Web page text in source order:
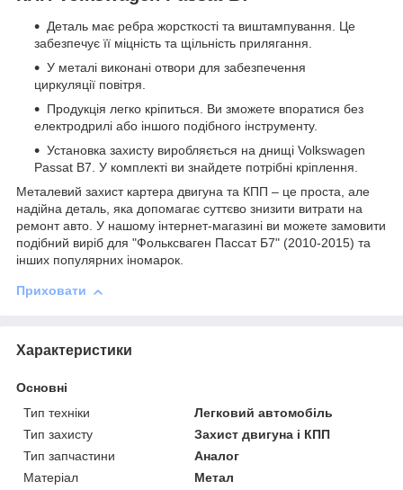
Деталь має ребра жорсткості та виштампування. Це
забезпечує її міцність та щільність прилягання.
У металі виконані отвори для забезпечення
циркуляції повітря.
Продукція легко кріпиться. Ви зможете впоратися без
електродрилі або іншого подібного інструменту.
Установка захисту виробляється на днищі Volkswagen
Passat В7. У комплекті ви знайдете потрібні кріплення.
Металевий захист картера двигуна та КПП – це проста, але
надійна деталь, яка допомагає суттєво знизити витрати на
ремонт авто. У нашому інтернет-магазині ви можете замовити
подібний виріб для "Фольксваген Пассат Б7" (2010-2015) та
інших популярних іномарок.
Приховати
Характеристики
Основні
Тип техніки
Легковий автомобіль
Тип захисту
Захист двигуна і КПП
Тип запчастини
Аналог
Матеріал
Метал